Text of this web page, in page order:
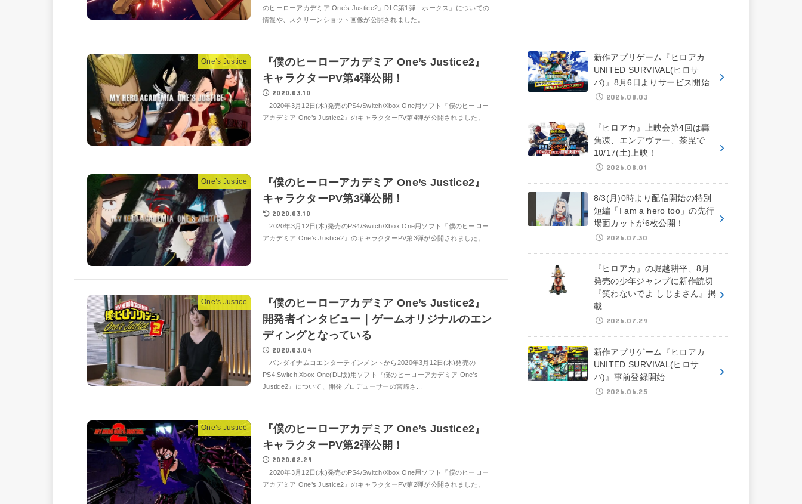
のヒーローアカデミア One’s Justice2』DLC第1弾「ホークス」についての
情報や、スクリーンショット画像が公開されました。
One’s Justice
『僕のヒーローアカデミア One’s Justice2』
キャラクターPV第4弾公開！
2020.03.10
2020年3月12日(木)発売のPS4/Switch/Xbox One用ソフト『僕のヒーロー
アカデミア One’s Justice2』のキャラクターPV第4弾が公開されました。
One’s Justice
『僕のヒーローアカデミア One’s Justice2』
キャラクターPV第3弾公開！
2020.03.10
2020年3月12日(木)発売のPS4/Switch/Xbox One用ソフト『僕のヒーロー
アカデミア One’s Justice2』のキャラクターPV第3弾が公開されました。
One’s Justice
『僕のヒーローアカデミア One’s Justice2』
開発者インタビュー｜ゲームオリジナルのエン
ディングとなっている
2020.03.04
バンダイナムコエンターテインメントから2020年3月12日(木)発売の
PS4,Switch,Xbox One(DL版)用ソフト『僕のヒーローアカデミア One’s
Justice2』について、開発プロデューサーの宮崎さ...
One’s Justice
『僕のヒーローアカデミア One’s Justice2』
キャラクターPV第2弾公開！
2020.02.29
2020年3月12日(木)発売のPS4/Switch/Xbox One用ソフト『僕のヒーロー
アカデミア One’s Justice2』のキャラクターPV第2弾が公開されました。
新作アプリゲーム『ヒロアカ
UNITED SURVIVAL(ヒロサ
バ)』8月6日よりサービス開始
2026.08.03
『ヒロアカ』上映会第4回は轟
焦凍、エンデヴァー、荼毘で
10/17(土)上映！
2026.08.01
8/3(月)0時より配信開始の特別
短編「I am a hero too」の先行
場面カットが6枚公開！
2026.07.30
『ヒロアカ』の堀越耕平、8月
発売の少年ジャンプに新作読切
『笑わないでよ しじまさん』掲
載
2026.07.29
新作アプリゲーム『ヒロアカ
UNITED SURVIVAL(ヒロサ
バ)』事前登録開始
2026.06.25